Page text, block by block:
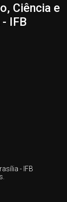
Ciência e
IFB
- IFB